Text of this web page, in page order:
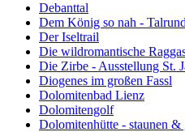
Debanttal
Dem König so nah -
Der Iseltrail
Die wildromantische
Die Zirbe - Ausstellung St.
Diogenes im großen Fassl
Dolomitenbad Lienz
Dolomitengolf
Dolomitenhütte - staunen &